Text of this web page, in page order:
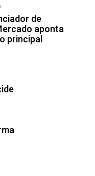
de
aponta
principal